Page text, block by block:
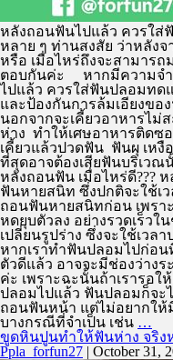
หลังถอนฟันไปแล้ว ควรใส่
หลาย ๆ ท่านสงสัย ว่าหลัง
หรือ เมื่อไหร่ถึงจะสามาร
ตอบกันค่ะ หากมีความจำ
ไปแล้ว ควรใส่ฟันปลอมทด
และป้องกันการล้มเอียงข
นอกจากจะเคี้ยวอาหารไ
ห่าง ทำให้เศษอาหารติดซ
เคี้ยวแล้วปวดฟัน ฟันผุ เหงื
ที่สุดอาจต้องเสียฟันบริเว
หลังถอนฟัน เมื่อไหร่ดี???
ฟันหายสนิท ซึ่งปกติจะใช้เ
ถอนฟันหายสนิทก่อน เพรา
หดยุบตัวลง อย่างรวดเร็วใ
เปลี่ยนรูปร่าง ซึ่งจะใช้เวล
หากเราทำฟันปลอมไปก่อน
ตัวดีแล้ว อาจจะมีช่องว่าง
ค่ะ เพราะฉะนั้นถ้าเรารอใ
ปลอมไปแล้ว ฟันปลอมก็จะ
ถอนฟันหน้า แต่ไม่อยากให้
บางกรณีที่จำเป็น เช่น …
ขูดหินปูนทำให้ฟันห่าง จริง
Ppla_forfun27 | October 31,